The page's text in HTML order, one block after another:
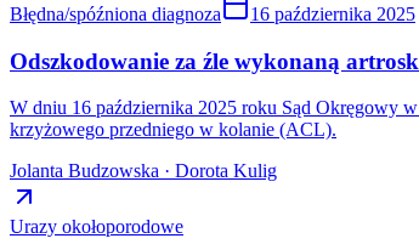
Błędna/spóźniona diagnoza 16 października 2025
Odszkodowanie za źle wykonaną
W dniu 16 października 2025 roku Sąd Okręgowy
krzyżowego przedniego w kolanie (ACL).
Jolanta Budzowska · Dorota Kulig
Urazy okołoporodowe